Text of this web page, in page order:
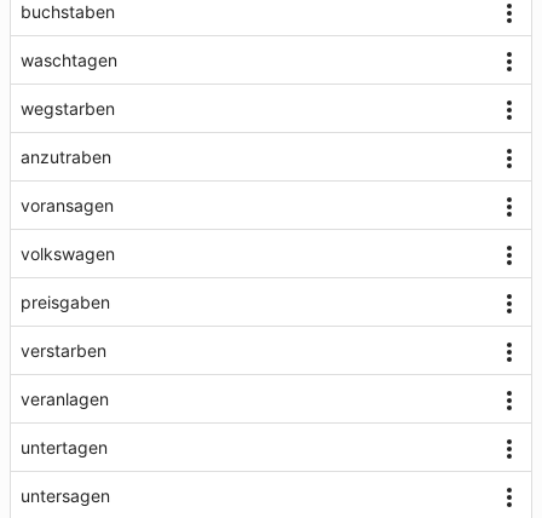
buchstaben
waschtagen
wegstarben
anzutraben
voransagen
volkswagen
preisgaben
verstarben
veranlagen
untertagen
untersagen